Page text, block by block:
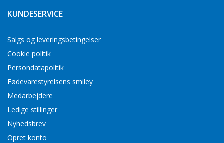
KUNDESERVICE
Salgs og leveringsbetingelser
Cookie politik
Persondatapolitik
Fødevarestyrelsens smiley
Medarbejdere
Ledige stillinger
Nyhedsbrev
Opret konto